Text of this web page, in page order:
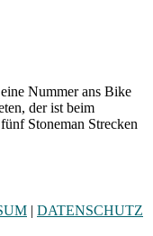
Nummer ans Bike
der ist beim
Stoneman Strecken
| DATENSCHUTZ